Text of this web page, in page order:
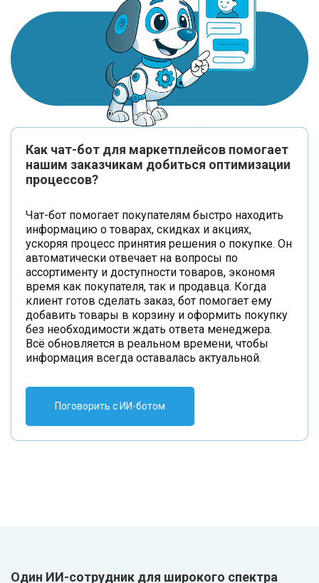
Как чат-бот для маркетплейсов помогает
нашим заказчикам добиться оптимизации
процессов?
Чат-бот помогает покупателям быстро находить
информацию о товарах, скидках и акциях,
ускоряя процесс принятия решения о покупке. Он
автоматически отвечает на вопросы по
ассортименту и доступности товаров, экономя
время как покупателя, так и продавца. Когда
клиент готов сделать заказ, бот помогает ему
добавить товары в корзину и оформить покупку
без необходимости ждать ответа менеджера.
Всё обновляется в реальном времени, чтобы
информация всегда оставалась актуальной.
Поговорить с ИИ-ботом
Один ИИ-сотрудник для широкого спектра